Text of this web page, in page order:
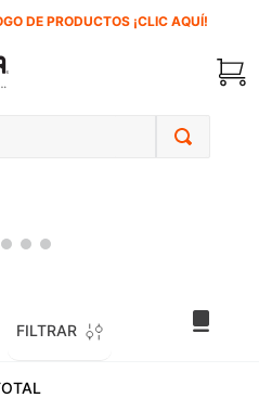
DE PRODUCTOS ¡CLIC AQUÍ!
FILTRAR
inversora
sierra cinta